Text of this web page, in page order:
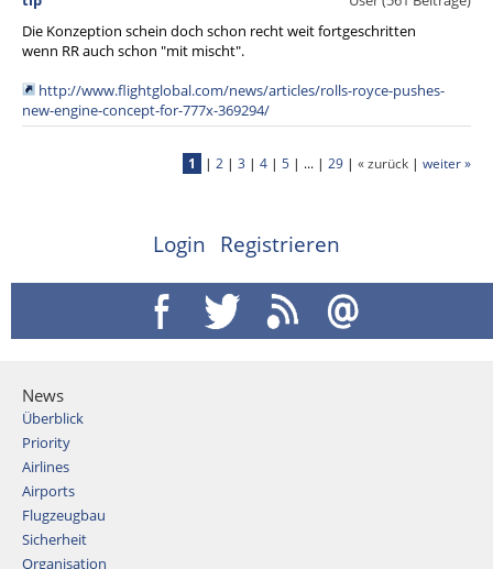
Die Konzeption schein doch schon recht weit fortgeschritten
wenn RR auch schon "mit mischt".
http://www.flightglobal.com/news/articles/rolls-royce-pushes-
new-engine-concept-for-777x-369294/
1 | 2 | 3 | 4 | 5 | ... | 29 | « zurück | weiter »
Login Registrieren
News
Überblick
Priority
Airlines
Airports
Flugzeugbau
Sicherheit
Organisation